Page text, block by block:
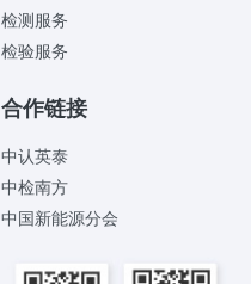
检测服务
检验服务
合作链接
中认英泰
中检南方
中国新能源分会